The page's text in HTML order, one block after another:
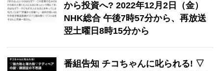
から投資へ? 2022年12月2日（金）
NHK総合 午後7時57分から、再放送
翌土曜日8時15分から
番組告知 チコちゃんに叱られる! ▽